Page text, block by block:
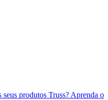
produtos Truss? Aprenda o